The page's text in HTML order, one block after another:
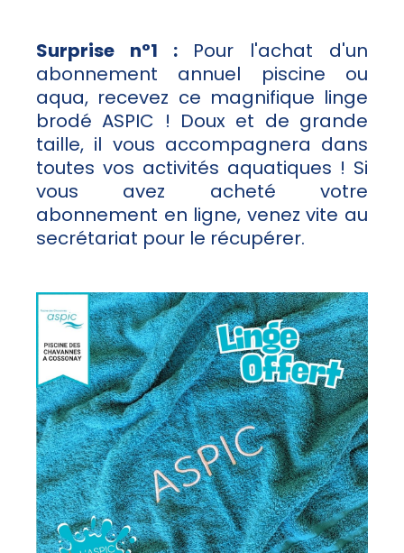
Surprise n°1 :Pour l'achat d'un
abonnement annuel piscine ou
aqua, recevez ce magnifique linge
brodé ASPIC ! Doux et de grande
taille, il vous accompagnera dans
toutes vos activités aquatiques ! Si
vous avez acheté votre
abonnement en ligne, venez vite au
secrétariat pour le récupérer.